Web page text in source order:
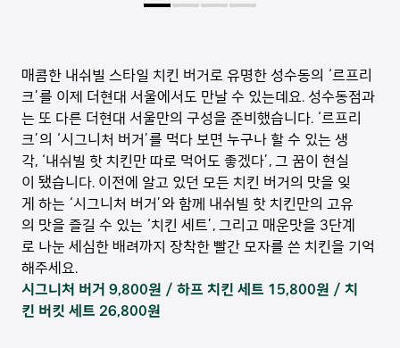
매콤한 내쉬빌 스타일 치킨 버거로 유명한 성수동의 ‘르프리
크’를 이제 더현대 서울에서도 만날 수 있는데요. 성수동점과
는 또 다른 더현대 서울만의 구성을 준비했습니다. ‘르프리
크’의 ‘시그니처 버거’를 먹다 보면 누구나 할 수 있는 생
각, ‘내쉬빌 핫 치킨만 따로 먹어도 좋겠다’, 그 꿈이 현실
이 됐습니다. 이전에 알고 있던 모든 치킨 버거의 맛을 잊
게 하는 ‘시그니처 버거’와 함께 내쉬빌 핫 치킨만의 고유
의 맛을 즐길 수 있는 ‘치킨 세트’, 그리고 매운맛을 3단계
로 나눈 세심한 배려까지 장착한 빨간 모자를 쓴 치킨을 기억
해주세요.
시그니처 버거 9,800원 / 하프 치킨 세트 15,800원 / 치
킨 버킷 세트 26,800원